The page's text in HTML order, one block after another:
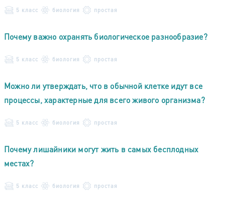
5 класс биология простая
Почему важно охранять биологическое разнообразие?
5 класс биология простая
Можно ли утверждать, что в обычной клетке идут все
процессы, характерные для всего живого организма?
5 класс биология простая
Почему лишайники могут жить в самых бесплодных
местах?
5 класс биология простая